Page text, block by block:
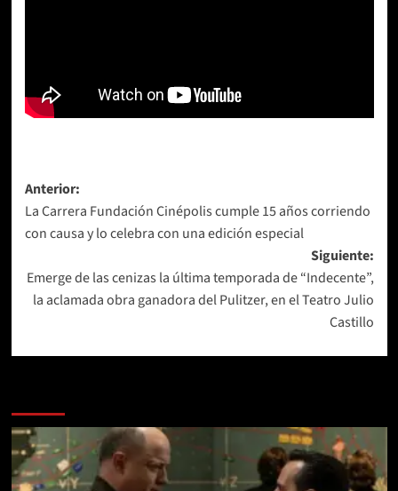
Navegación
de
entradas
Anterior:
La Carrera Fundación Cinépolis cumple 15 años corriendo
con causa y lo celebra con una edición especial
Siguiente:
Emerge de las cenizas la última temporada de “Indecente”,
la aclamada obra ganadora del Pulitzer, en el Teatro Julio
Castillo